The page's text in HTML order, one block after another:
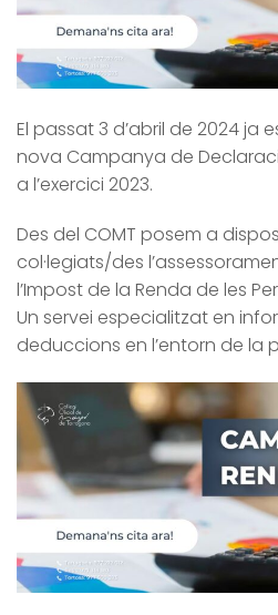
El passat 3 d’abril de 2024 ja
nova Campanya de
a l’exercici 2023.
Des del COMT posem a
col·legiats/des
l’Impost de la Renda de les
Un servei especialitzat en
deduccions en l’entorn de la